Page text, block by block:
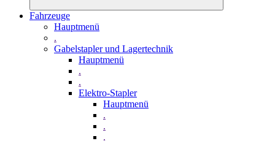
Fahrzeuge
Hauptmenü
.
Gabelstapler und Lagertechnik
Hauptmenü
.
.
Elektro-Stapler
Hauptmenü
.
.
.